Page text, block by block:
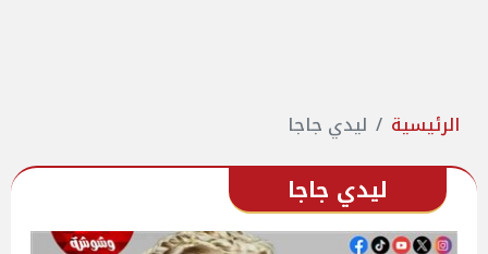
الرئيسية ليدي جاجا
ليدي جاجا